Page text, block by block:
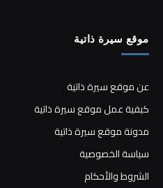
موقع سيرة ذاتية
عن موقع سيرة ذاتية
كيفية عمل موقع سيرة ذاتية
مدونة موقع سيرة ذاتية
سياسة الخصوصية
الشروط والأحكام